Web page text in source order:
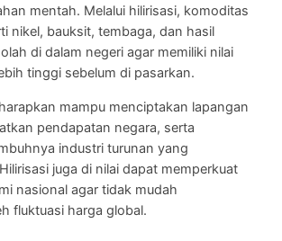
mentah. Melalui hilirisasi, komoditas
nikel, bauksit, tembaga, dan hasil
di dalam negeri agar memiliki nilai
tinggi sebelum di pasarkan.
mampu menciptakan lapangan
pendapatan negara, serta
industri turunan yang
juga di nilai dapat memperkuat
nasional agar tidak mudah
fluktuasi harga global.